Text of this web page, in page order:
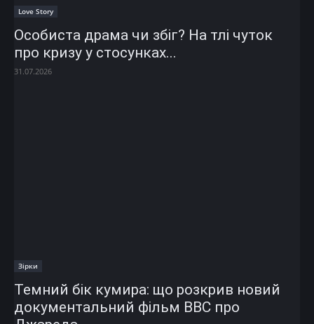
Love Story
Особиста драма чи збіг? На тлі чуток
про кризу у стосунках...
31.07.2026
Зірки
Темний бік кумира: що розкрив новий
документальний фільм ВВС про